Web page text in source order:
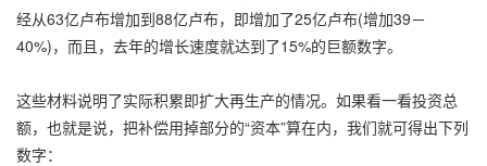
经从63亿卢布增加到88亿卢布，即增加了25亿卢布(增加39－
40%)，而且，去年的增长速度就达到了15%的巨额数字。
这些材料说明了实际积累即扩大再生产的情况。如果看一看投资总
额，也就是说，把补偿用掉部分的“资本”算在内，我们就可得出下列
数字：